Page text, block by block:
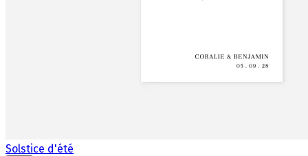
Solstice d'été